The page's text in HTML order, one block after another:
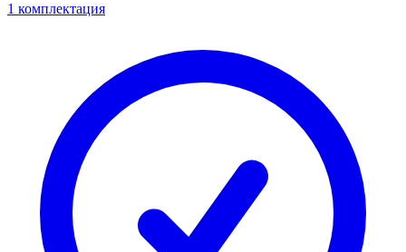
1 комплектация